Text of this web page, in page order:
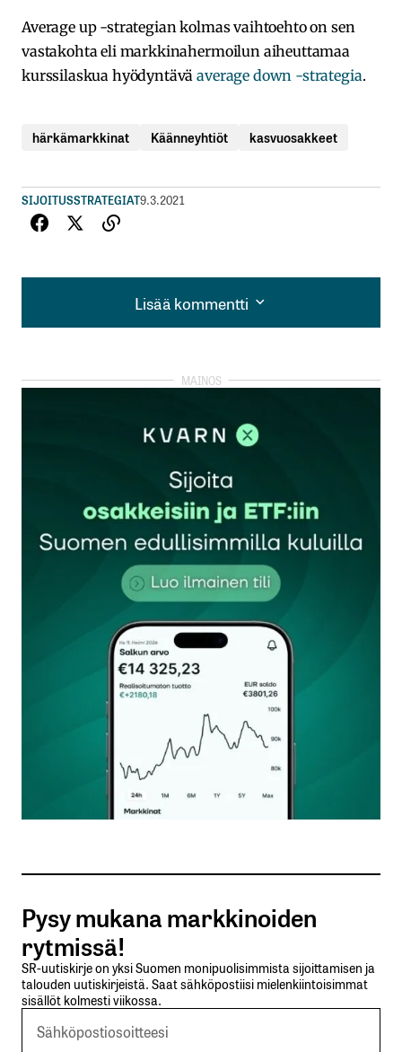
Average up -strategian kolmas vaihtoehto on sen
vastakohta eli markkinahermoilun aiheuttamaa
kurssilaskua hyödyntäväaverage down -strategia.
härkämarkkinat Käänneyhtiöt kasvuosakkeet
SIJOITUSSTRATEGIAT9.3.2021
Lisää kommentti
Lisää kommentti
kirjautua
rekisteröityä
Sähköpostiosoitettasi ei julkaista.Pakolliset
kentät on merkitty*
Kommentti*
Nimesi tai nimimerkkisi
Sähköpostiosoitteesi
Tilaa SalkunRakentajan uutiskirje
Lähetä kommentti
Pysy mukana markkinoiden
rytmissä!
SR-uutiskirje on yksi Suomen monipuolisimmista sijoittamisen ja
talouden uutiskirjeistä. Saat sähköpostiisi mielenkiintoisimmat
sisällöt kolmesti viikossa.